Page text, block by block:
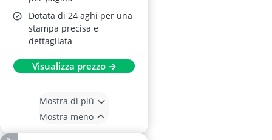
Dotata di 24 aghi per una
stampa precisa e
dettagliata
Visualizza prezzo →
Mostra di più
Mostra meno